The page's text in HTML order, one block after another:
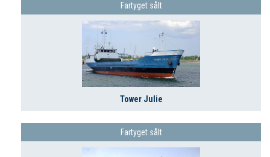
Fartyget sålt
Tower Julie
Fartyget sålt